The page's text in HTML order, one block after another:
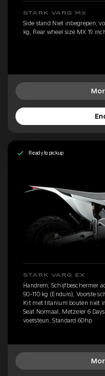
STARK VARG MX
Side stand Niet inbegrepen,
kg, Rear wheel size MX 19
Ready to pickup
STARK VARG EX
Handrem, Schijfbeschermer
90-110 kg (Enduro), Voorste
Kit met titanium bouten niet
Seat Normaal, Metzeler 6
voetsteun, Standard 60hp